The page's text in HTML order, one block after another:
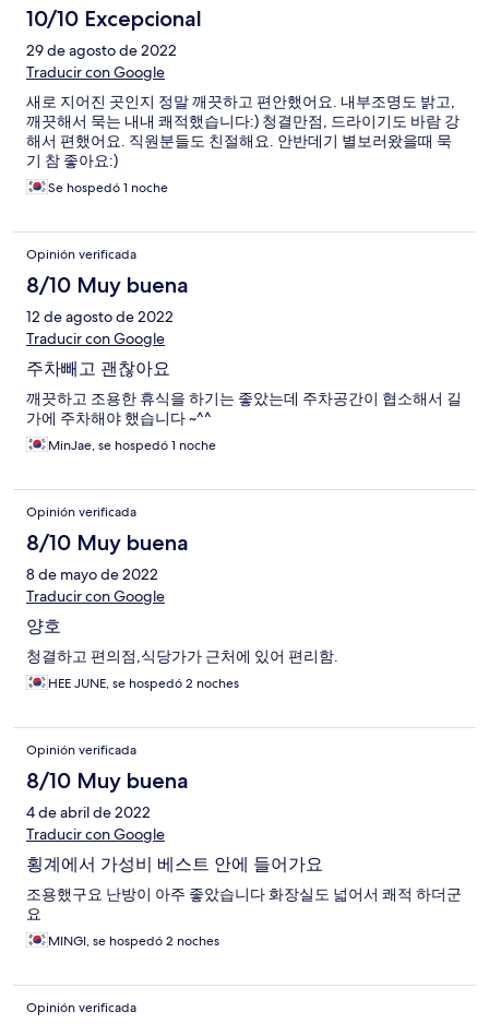
10/10 Excepcional
29 de agosto de 2022
Traducir con Google
새로 지어진 곳인지 정말 깨끗하고 편안했어요. 내부조명도 밝고,
깨끗해서 묵는 내내 쾌적했습니다:) 청결만점, 드라이기도 바람 강
해서 편했어요. 직원분들도 친절해요. 안반데기 별보러왔을때 묵
기 참 좋아요:)
Se hospedó 1 noche
Opinión verificada
8/10 Muy buena
12 de agosto de 2022
Traducir con Google
주차빼고 괜찮아요
깨끗하고 조용한 휴식을 하기는 좋았는데 주차공간이 협소해서 길
가에 주차해야 했습니다 ~^^
MinJae, se hospedó 1 noche
Opinión verificada
8/10 Muy buena
8 de mayo de 2022
Traducir con Google
양호
청결하고 편의점,식당가가 근처에 있어 편리함.
HEE JUNE, se hospedó 2 noches
Opinión verificada
8/10 Muy buena
4 de abril de 2022
Traducir con Google
횡계에서 가성비 베스트 안에 들어가요
조용했구요 난방이 아주 좋았습니다 화장실도 넓어서 쾌적 하더군
요
MINGI, se hospedó 2 noches
Opinión verificada